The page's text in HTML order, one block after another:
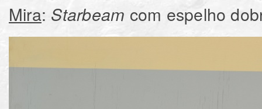
Mira: Starbeam com espelho